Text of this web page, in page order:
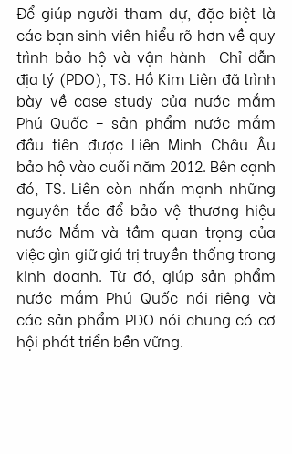
Để giúp người tham dự, đặc biệt là
các bạn sinh viên hiểu rõ hơn về quy
trình bảo hộ và vận hành  Chỉ dẫn
địa lý (PDO), TS. Hồ Kim Liên đã trình
bày về case study của nước mắm
Phú Quốc – sản phẩm nước mắm
đầu tiên được Liên Minh Châu Âu
bảo hộ vào cuối năm 2012. Bên cạnh
đó, TS. Liên còn nhấn mạnh những
nguyên tắc để bảo vệ thương hiệu
nước Mắm và tầm quan trọng của
việc gìn giữ giá trị truyền thống trong
kinh doanh. Từ đó, giúp sản phẩm
nước mắm Phú Quốc nói riêng và
các sản phẩm PDO nói chung có cơ
hội phát triển bền vững.